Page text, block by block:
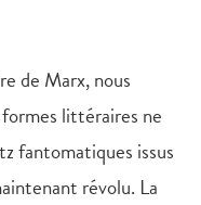
de Marx, nous
littéraires ne
fantomatiques issus
révolu. La